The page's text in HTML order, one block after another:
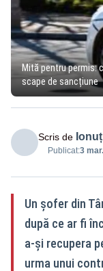
Mită pentru permis:
scape de sancțiune
Scris de
Publicat:3
Un șofer din
după ce ar fi
a-și recupera
urma unui